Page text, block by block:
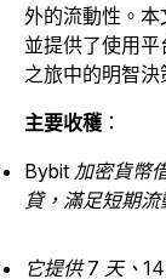
外的流動性。本
並提供了使用
之旅中的明智決
主要收穫 ：
Bybit 加密貨幣
貸，滿足短期
它提供 7 天、